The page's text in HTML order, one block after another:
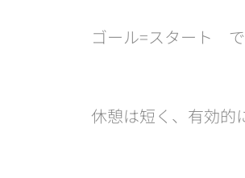
ゴール=スタート で
休憩は短く、有効的